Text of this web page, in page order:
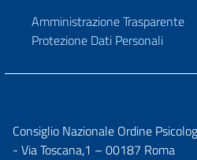
Amministrazione Trasparente
Protezione Dati Personali
Consiglio Nazionale Ordine
- Via Toscana,1 – 00187 Roma